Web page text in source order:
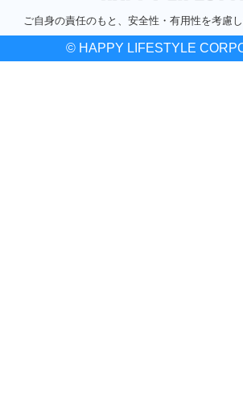
ご自身の責任のもと、安全性・有用性を考慮し
© HAPPY LIFESTYLE